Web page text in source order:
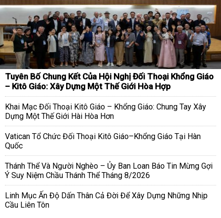
Tuyên Bố Chung Kết Của Hội Nghị Đối Thoại Khổng Giáo
– Kitô Giáo: Xây Dựng Một Thế Giới Hòa Hợp
Khai Mạc Đối Thoại Kitô Giáo – Khổng Giáo: Chung Tay Xây
Dựng Một Thế Giới Hài Hòa Hơn
Vatican Tổ Chức Đối Thoại Kitô Giáo–Khổng Giáo Tại Hàn
Quốc
Thánh Thể Và Người Nghèo – Ủy Ban Loan Báo Tin Mừng Gợi
Ý Suy Niệm Chầu Thánh Thể Tháng 8/2026
Linh Mục Ấn Độ Dấn Thân Cả Đời Để Xây Dựng Những Nhịp
Cầu Liên Tôn